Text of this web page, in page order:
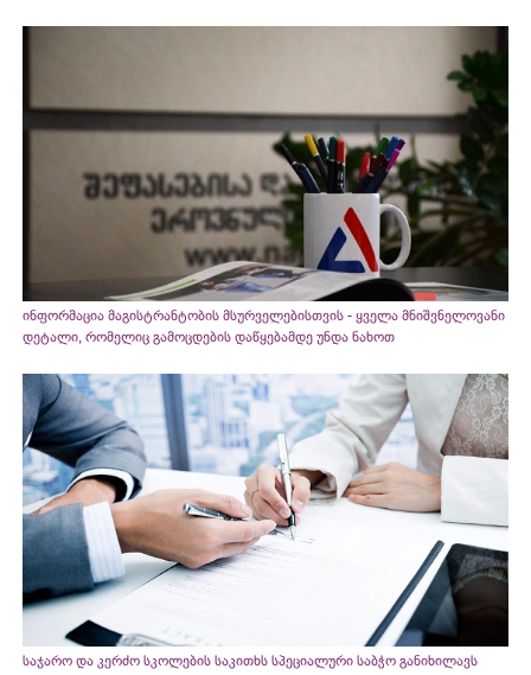
ინფორმაცია მაგისტრანტობის მსურველებისთვის - ყველა მნიშვნელოვანი
დეტალი, რომელიც გამოცდების დაწყებამდე უნდა ნახოთ
საჯარო და კერძო სკოლების საკითხს სპეციალური საბჭო განიხილავს